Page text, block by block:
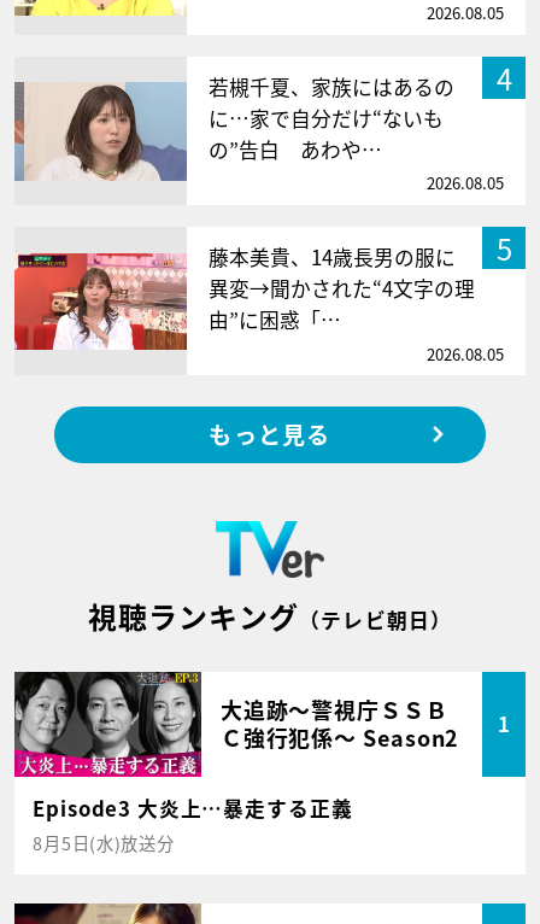
2026.08.05
4
若槻千夏、家族にはあるの
に…家で自分だけ“ないも
の”告白 あわや…
2026.08.05
5
藤本美貴、14歳長男の服に
異変→聞かされた“4文字の理
由”に困惑「…
2026.08.05
もっと見る
視聴ランキング （テレビ朝日）
大追跡～警視庁ＳＳＢ
Ｃ強行犯係～ Season2
1
Episode3 大炎上…暴走する正義
8月5日(水)放送分